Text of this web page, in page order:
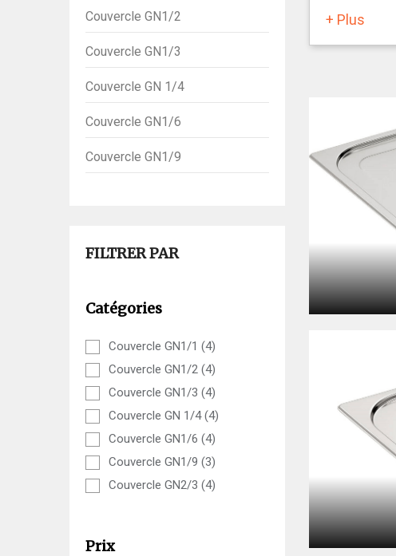
Couvercle GN1/2
Couvercle GN1/3
Couvercle GN 1/4
Couvercle GN1/6
Couvercle GN1/9
FILTRER PAR
Catégories
Couvercle GN1/1 (4)
Couvercle GN1/2 (4)
Couvercle GN1/3 (4)
Couvercle GN 1/4(4)
Couvercle GN1/6 (4)
Couvercle GN1/9 (3)
Couvercle GN2/3 (4)
Prix
la cuisson
au froid et
plusieurs
+ Plus